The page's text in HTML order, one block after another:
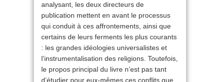
analysant, les deux directeurs de
publication mettent en avant le processus
qui conduit à ces affrontements, ainsi que
certains de leurs ferments les plus courants
: les grandes idéologies universalistes et
l’instrumentalisation des religions. Toutefois,
le propos principal du livre n’est pas tant
d’étudier pour eux-mêmes ces conflits que